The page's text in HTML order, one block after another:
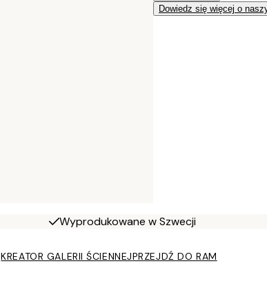
Dowiedz się więcej o
Wyprodukowane w Szwecji
KREATOR GALERII ŚCIENNEJPRZEJDŹ DO RAM